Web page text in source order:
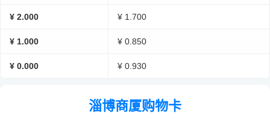
¥ 2.000 ¥ 1.700
¥ 1.000 ¥ 0.850
¥ 0.000 ¥ 0.930
淄博商厦购物卡